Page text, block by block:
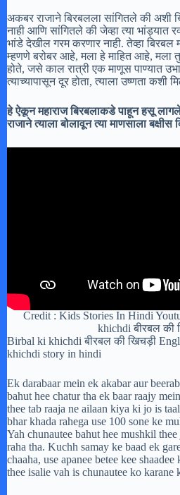
अकबर राजाने बिरबलला सांगितले की अशी
नाही आणि सांगितले की जेव्हा त्या भांड्यात
भांडे देखील गरम करणार नाही. तेव्हा बिरबल
म्हणणे बरोबर आहे, मला हे माहित आहे, मला
होते, जसे काल रात्री एक माणूस पाण्यात
त्याच्यापासून दूर होता, त्याला उष्णता कशी
हे ऐकून महाराज बिरबलाकडे पाहून हसू
राजाने त्याला बोलावून त्या माणसाला बक्षीस
Credit : Kids Stories In Hindi
khichdi बीरबल की
Birbal ki khichdi बीरबल की खिचड़ी
khichdi story in hindi
Ek darabaar mein ek akabar aur
bahut hee chatur tha ek baar raajy
thee tab raaja ne ailaan kiya ki jo is
bhar khada rahega use 100 sone ke
Yah chunautee bahut hee mushkil
raha tha. Kuchh samay ke baad ek
chaaha, use apanee betee kee
thee isalie vah is chunautee ko karane